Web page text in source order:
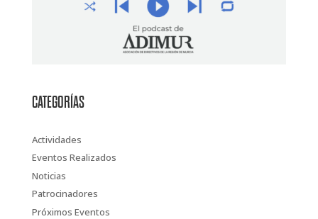
CATEGORÍAS
Actividades
Eventos Realizados
Noticias
Patrocinadores
Próximos Eventos